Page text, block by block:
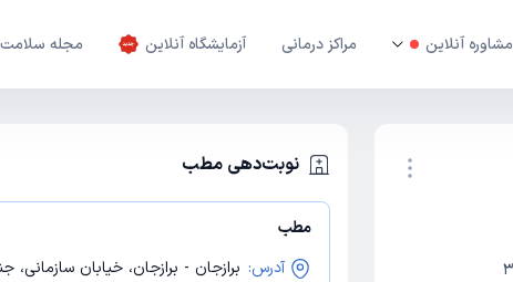
مشاوره آنلاین مراکز درمانی آزمایشگاه آنلاین مجله سلامت
نوبت‌دهی مطب
مطب
آدرس: برازجان - برازجان، خیابان سازمانی،